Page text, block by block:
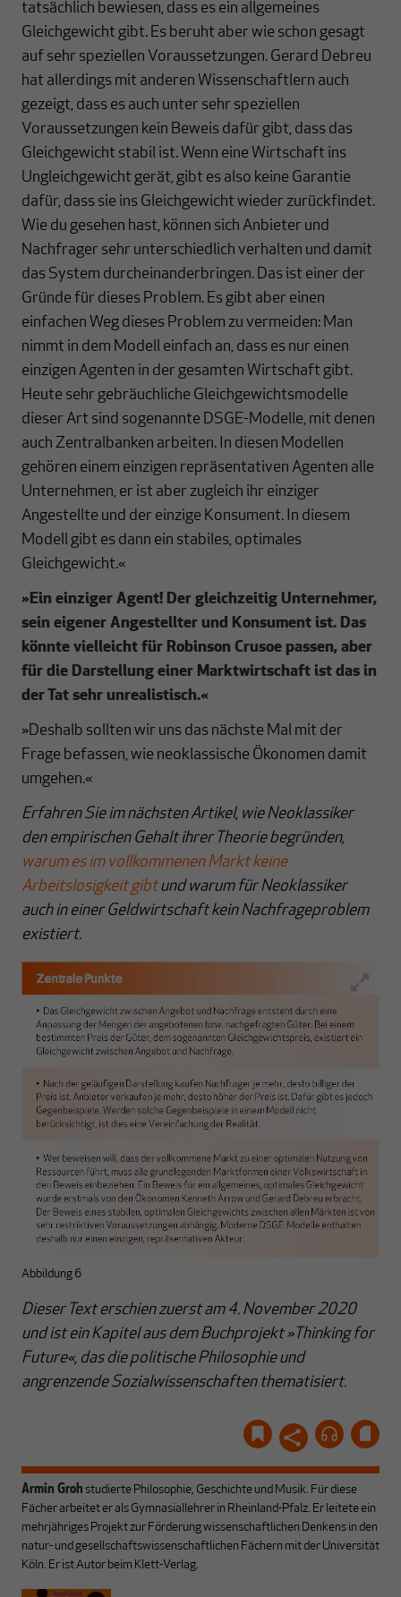
tatsächlich bewiesen, dass es ein allgemeines
Gleichgewicht gibt. Es beruht aber wie schon gesagt
auf sehr speziellen Voraussetzungen. Gerard Debreu
hat allerdings mit anderen Wissenschaftlern auch
gezeigt, dass es auch unter sehr speziellen
Voraussetzungen kein Beweis dafür gibt, dass das
Gleichgewicht stabil ist. Wenn eine Wirtschaft ins
Ungleichgewicht gerät, gibt es also keine Garantie
dafür, dass sie ins Gleichgewicht wieder zurückfindet.
Wie du gesehen hast, können sich Anbieter und
Nachfrager sehr unterschiedlich verhalten und damit
das System durcheinanderbringen. Das ist einer der
Gründe für dieses Problem. Es gibt aber einen
einfachen Weg dieses Problem zu vermeiden: Man
nimmt in dem Modell einfach an, dass es nur einen
einzigen Agenten in der gesamten Wirtschaft gibt.
Heute sehr gebräuchliche Gleichgewichtsmodelle
dieser Art sind sogenannte DSGE-Modelle, mit denen
auch Zentralbanken arbeiten. In diesen Modellen
gehören einem einzigen repräsentativen Agenten alle
Unternehmen, er ist aber zugleich ihr einziger
Angestellte und der einzige Konsument. In diesem
Modell gibt es dann ein stabiles, optimales
Gleichgewicht.«
»Ein einziger Agent! Der gleichzeitig Unternehmer,
sein eigener Angestellter und Konsument ist. Das
könnte vielleicht für Robinson Crusoe passen, aber
für die Darstellung einer Marktwirtschaft ist das in
der Tat sehr unrealistisch.«
»Deshalb sollten wir uns das nächste Mal mit der
Frage befassen, wie neoklassische Ökonomen damit
umgehen.«
Erfahren Sie im nächsten Artikel, wie Neoklassiker
den empirischen Gehalt ihrer Theorie begründen,
warum es im vollkommenen Markt keine
Arbeitslosigkeit gibtund warum für Neoklassiker
auch in einer Geldwirtschaft kein Nachfrageproblem
existiert.
Abbildung 6
Dieser Text erschien zuerst am 4. November 2020
und ist ein Kapitel aus dem Buchprojekt »Thinking for
Future«, das die politische Philosophie und
angrenzende Sozialwissenschaften thematisiert.
Armin Groh studierte Philosophie, Geschichte und Musik. Für diese
Fächer arbeitet er als Gymnasiallehrer in Rheinland-Pfalz. Er leitete ein
mehrjähriges Projekt zur Förderung wissenschaftlichen Denkens in den
natur- und gesellschaftswissenschaftlichen Fächern mit der Universität
Köln. Er ist Autor beim Klett-Verlag.